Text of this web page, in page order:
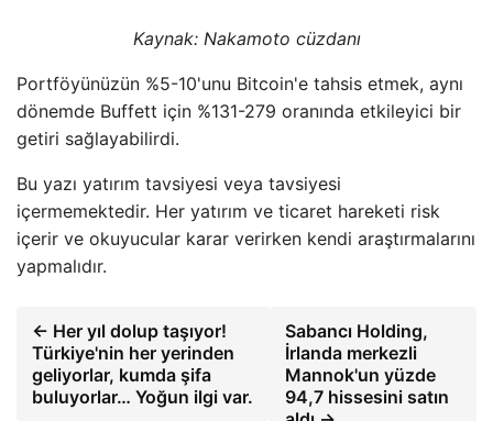
Kaynak: Nakamoto cüzdanı
Portföyünüzün %5-10'unu Bitcoin'e tahsis etmek, aynı
dönemde Buffett için %131-279 oranında etkileyici bir
getiri sağlayabilirdi.
Bu yazı yatırım tavsiyesi veya tavsiyesi
içermemektedir. Her yatırım ve ticaret hareketi risk
içerir ve okuyucular karar verirken kendi araştırmalarını
yapmalıdır.
← Her yıl dolup taşıyor!
Türkiye'nin her yerinden
geliyorlar, kumda şifa
buluyorlar… Yoğun ilgi var.
Sabancı Holding,
İrlanda merkezli
Mannok'un yüzde
94,7 hissesini satın